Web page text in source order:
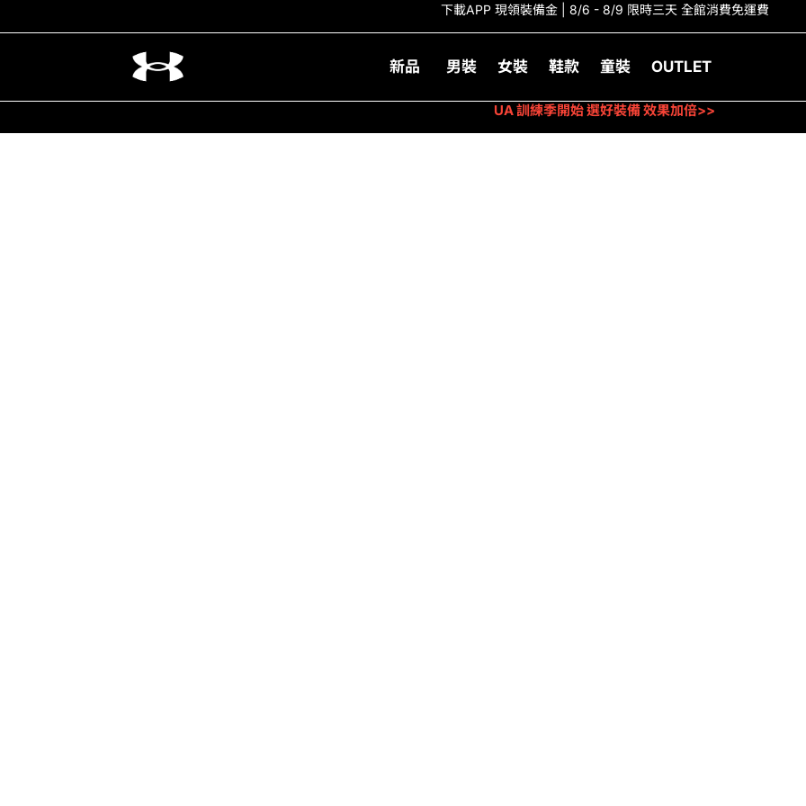
下載APP 現領裝備金 | 8/6 - 8/9 限時三天 全館消費免運費
新品 男裝 女裝 鞋款 童裝 OUTLET
UA 訓練季開始 選好裝備 效果加倍>>